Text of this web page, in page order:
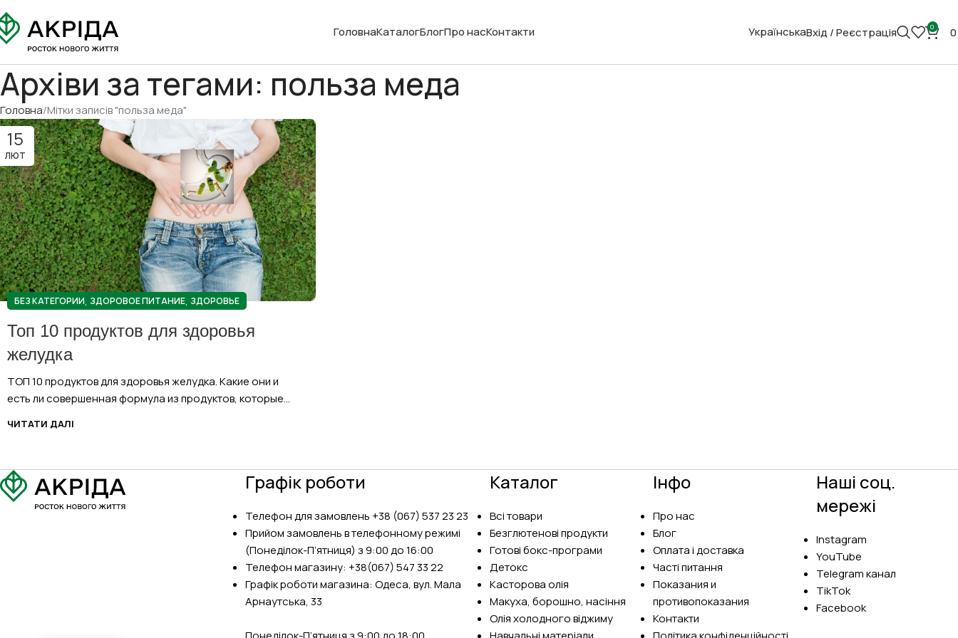
ГоловнаКаталогБлогПро насКонтакти УкраїнськаВхід / Реєстрація 0 0
Архіви за тегами: польза меда
Головна Мітки записів "польза меда"
15
ЛЮТ
БЕЗ КАТЕГОРИИ, ЗДОРОВОЕ ПИТАНИЕ, ЗДОРОВЬЕ
Топ 10 продуктов для здоровья
желудка
ТОП 10 продуктов для здоровья желудка. Какие они и
есть ли совершенная формула из продуктов, которые...
ЧИТАТИ ДАЛІ
Графік роботи
Телефон для замовлень+38 (067) 537 23 23
Прийом замовлень в телефонному режимі
(Понеділок-П’ятниця) з 9:00 до 16:00
Телефон магазину: +38(067) 547 33 22
Графік роботи магазина: Одеса, вул. Мала
Арнаутська, 33
Каталог
Всі товари
Безглютенові продукти
Готові бокс-програми
Детокс
Касторова олія
Макуха, борошно, насіння
Олія холодного віджиму
Інфо
Про нас
Блог
Оплата і доставка
Часті питання
Показания и
противопоказания
Контакти
Наші соц.
мережі
Instagram
YouTube
Telegram канал
TikTok
Facebook